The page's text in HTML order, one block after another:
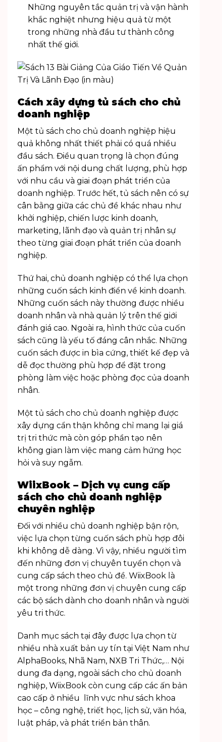
Những nguyên tắc quản trị và vận hành
khắc nghiệt nhưng hiệu quả từ một
trong những nhà đầu tư thành công
nhất thế giới.
Cách xây dựng tủ sách cho chủ
doanh nghiệp
Một tủ sách cho chủ doanh nghiệp hiệu
quả không nhất thiết phải có quá nhiều
đầu sách. Điều quan trọng là chọn đúng
ấn phẩm với nội dung chất lượng, phù hợp
với nhu cầu và giai đoạn phát triển của
doanh nghiệp. Trước hết, tủ sách nên có sự
cân bằng giữa các chủ đề khác nhau như
khởi nghiệp, chiến lược kinh doanh,
marketing, lãnh đạo và quản trị nhân sự
theo từng giai đoạn phát triển của doanh
nghiệp.
Thứ hai, chủ doanh nghiệp có thể lựa chọn
những cuốn sách kinh điển về kinh doanh.
Những cuốn sách này thường được nhiều
doanh nhân và nhà quản lý trên thế giới
đánh giá cao. Ngoài ra, hình thức của cuốn
sách cũng là yếu tố đáng cân nhắc. Những
cuốn sách được in bìa cứng, thiết kế đẹp và
dễ đọc thường phù hợp để đặt trong
phòng làm việc hoặc phòng đọc của doanh
nhân.
Một tủ sách cho chủ doanh nghiệp được
xây dựng cẩn thận không chỉ mang lại giá
trị tri thức mà còn góp phần tạo nên
không gian làm việc mang cảm hứng học
hỏi và suy ngẫm.
WiixBook – Dịch vụ cung cấp
sách cho chủ doanh nghiệp
chuyên nghiệp
Đối với nhiều chủ doanh nghiệp bận rộn,
việc lựa chọn từng cuốn sách phù hợp đôi
khi không dễ dàng. Vì vậy, nhiều người tìm
đến những đơn vị chuyên tuyển chọn và
cung cấp sách theo chủ đề. WiixBook là
một trong những đơn vị chuyên cung cấp
các bộ sách dành cho doanh nhân và người
yêu tri thức.
Danh mục sách tại đây được lựa chọn từ
nhiều nhà xuất bản uy tín tại Việt Nam như
AlphaBooks, Nhã Nam, NXB Tri Thức,… Nội
dung đa dạng, ngoài sách cho chủ doanh
nghiệp, WiixBook còn cung cấp các ấn bản
cao cấp ở nhiều lĩnh vực như sách khoa
học – công nghệ, triết học, lịch sử, văn hóa,
luật pháp, và phát triển bản thân.